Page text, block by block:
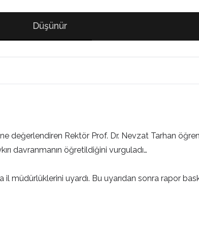
Düşünür
değerlendiren Rektör Prof. Dr. Nevzat Tarhan
davranmanın öğretildiğini vurguladı…
müdürlüklerini uyardı. Bu uyarıdan sonra rapor